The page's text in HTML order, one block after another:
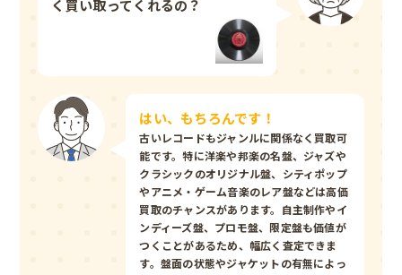
く買い取ってくれるの？
はい、もちろんです！
古いレコードもジャンルに関係なく買取可
能です。特に洋楽や邦楽の名盤、ジャズや
クラシックのオリジナル盤、シティポップ
やアニメ・ゲーム音楽のレア盤などは高価
買取のチャンスがあります。自主制作やイ
ンディーズ盤、プロモ盤、限定盤も価値が
つくことがあるため、幅広く査定できま
す。盤面の状態やジャケットの有無によっ